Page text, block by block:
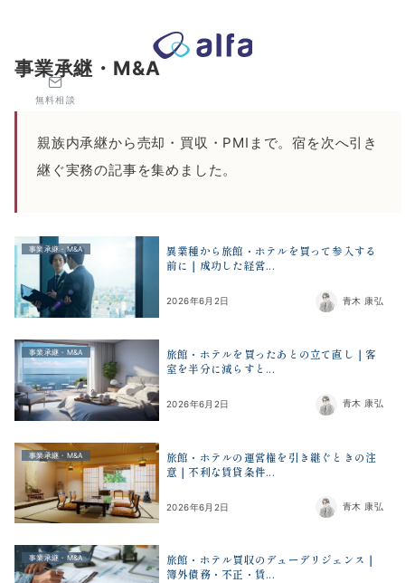
無料相談
株式会社アルファコンサルティング｜ホテル・旅館・観光業の事
事業承継・M&A
親族内承継から売却・買収・PMIまで。宿を次へ引き
継ぐ実務の記事を集めました。
事業承継・M&A
異業種から旅館・ホテルを買って参入する
前に｜成功した経営...
2026年6月2日 青木 康弘
事業承継・M&A
旅館・ホテルを買ったあとの立て直し｜客
室を半分に減らすと...
2026年6月2日 青木 康弘
事業承継・M&A
旅館・ホテルの運営権を引き継ぐときの注
意｜不利な賃貸条件...
2026年6月2日 青木 康弘
事業承継・M&A
旅館・ホテル買収のデューデリジェンス｜
簿外債務・不正・賃...